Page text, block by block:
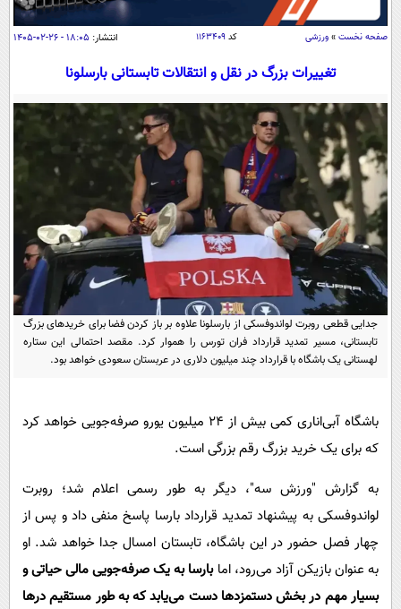
اقتصاد
اقتصادی
جامعه
حوادث
سلامت
یک برش دانایی
محیط زیست
سفر و تفریح
بین الملل
سیاست خارجی
فرهنگ و هنر
علم و دانش
فناوری و It
علمی
اخبار کریپتو
قرآن
گوناگون
سرگرمی
باشگاه مغز
مجله تصویری سلاح
فیلم
اقتصاد
ورزش
فناوری
حوادث
محیط زیست
سلامت
عصر ایران 2
خواندنی ها و دیدنی ها
روانشناسی
آموزش زبان
صفحه نخست » ورزشی کد۱۱۶۳۴۰۹ انتشار: ۱۸:۰۵ - ۲۶-۰۲-۱۴۰۵
تغییرات بزرگ در نقل و انتقالات تابستانی بارسلونا
جدایی قطعی روبرت لواندوفسکی از بارسلونا علاوه بر باز کردن فضا برای خریدهای بزرگ
تابستانی، مسیر تمدید قرارداد فران تورس را هموار کرد. مقصد احتمالی این ستاره
لهستانی یک باشگاه با قرارداد چند میلیون دلاری در عربستان سعودی خواهد بود.
باشگاه آبی‌اناری کمی بیش از ۲۴ میلیون یورو صرفه‌جویی خواهد کرد
که برای یک خرید بزرگ رقم بزرگی است.
به گزارش "ورزش سه"، دیگر به طور رسمی اعلام شد؛ روبرت
لواندوفسکی به پیشنهاد تمدید قرارداد بارسا پاسخ منفی داد و پس از
چهار فصل حضور در این باشگاه، تابستان امسال جدا خواهد شد. او
به عنوان بازیکن آزاد می‌رود، امابارسا به یک صرفه‌جویی مالی حیاتی و
بسیار مهم در بخش دستمزدها دست می‌یابد که به طور مستقیم درها